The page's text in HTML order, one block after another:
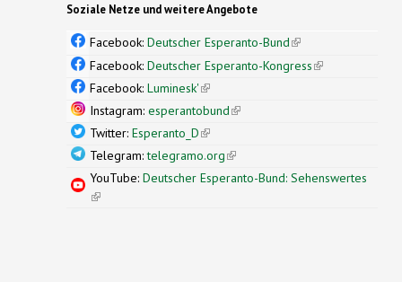
Soziale Netze und weitere Angebote
Facebook: Deutscher Esperanto-Bund(link is
external)
Facebook: Deutscher Esperanto-Kongress(link is
Facebook: Luminesk'(link is external)
Instagram: esperantobund(link is external)
Twitter: Esperanto_D(link is external)
Telegram:telegramo.org(link is external)
YouTube: Deutscher Esperanto-Bund: Sehenswertes
(link is external)